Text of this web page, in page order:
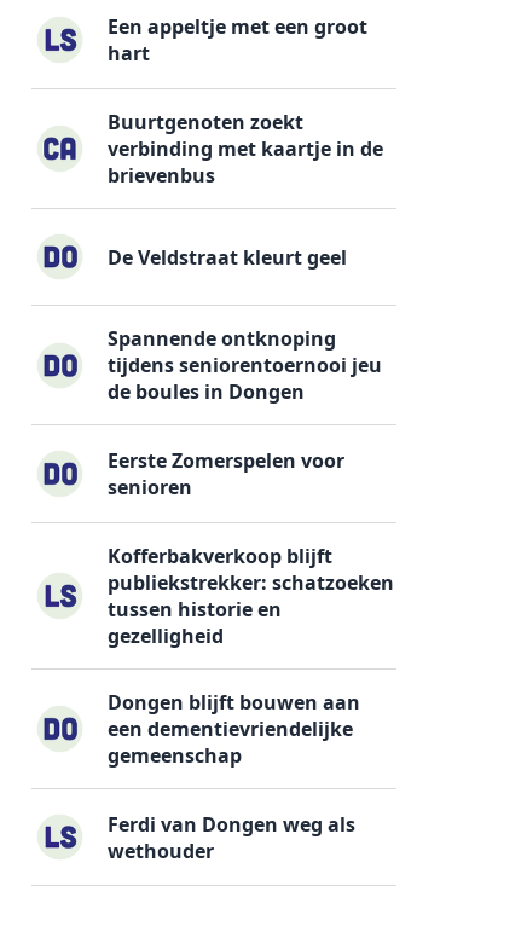
Een appeltje met een groot
hart
Buurtgenoten zoekt
verbinding met kaartje in de
brievenbus
De Veldstraat kleurt geel
Spannende ontknoping
tijdens seniorentoernooi jeu
de boules in Dongen
Eerste Zomerspelen voor
senioren
Kofferbakverkoop blijft
publiekstrekker: schatzoeken
tussen historie en
gezelligheid
Dongen blijft bouwen aan
een dementievriendelijke
gemeenschap
Ferdi van Dongen weg als
wethouder